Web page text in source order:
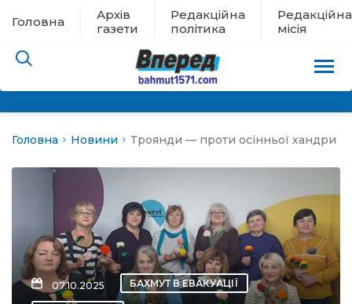
Головна
Архів
газети
Редакційна
політика
Редакційна
місія
новини
Головна Новини Троянди — проти осінньої хандри
07.10.2025 БАХМУТ В ЕВАКУАЦІЇ